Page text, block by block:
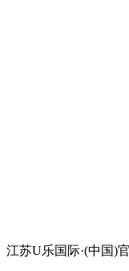
江苏U乐国际·(中国)